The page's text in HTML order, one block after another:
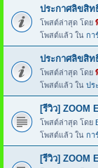
ประกาศลิขสิท
โพสต์ล่าสุด โดย
โพสต์แล้ว ใน กา
ประกาศลิขสิท
โพสต์ล่าสุด โดย
โพสต์แล้ว ใน ปร
[รีวิว] ZOOM
โพสต์ล่าสุด โดย
โพสต์แล้ว ใน กา
[รีวิว] ZOOM